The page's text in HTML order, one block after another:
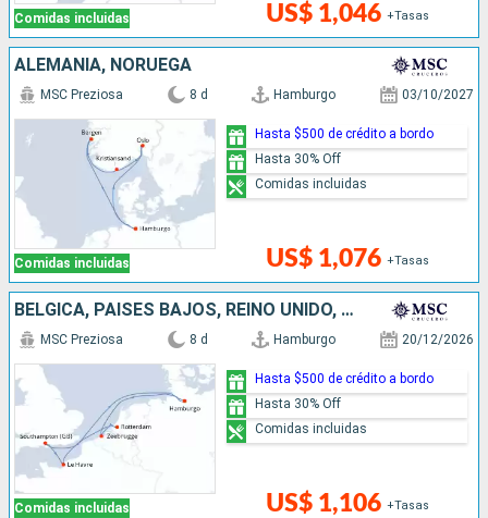
Comidas incluidas US$ 1,046 +Tasas
ALEMANIA, NORUEGA
Comidas incluidas
MSC Preziosa 8 d Hamburgo 03/10/2027
US$ 1,076 +Tasas
Hasta $500 de crédito a bordo
Hasta 30% Off
Comidas incluidas
BÉLGICA, PAISES BAJOS, REINO UNIDO, FRANCIA, ALEMANIA
Comidas incluidas
MSC Preziosa 8 d Hamburgo 20/12/2026
US$ 1,106 +Tasas
Hasta $500 de crédito a bordo
Hasta 30% Off
Comidas incluidas